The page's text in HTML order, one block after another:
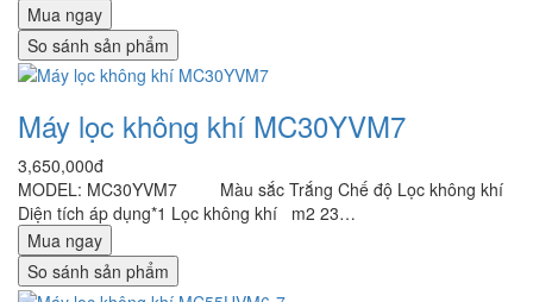
Mua ngay
So sánh sản phẩm
Máy lọc không khí MC30YVM7
3,650,000đ
MODEL: MC30YVM7 Màu sắc Trắng Chế độ Lọc không khí
Diện tích áp dụng*1 Lọc không khí m2 23…
Mua ngay
So sánh sản phẩm